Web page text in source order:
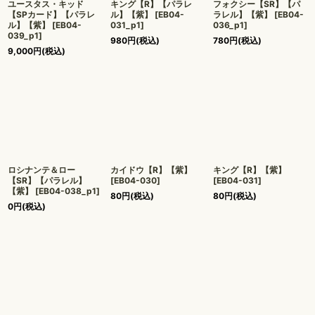
ユースタス・キッド
【SPカード】【パラレ
ル】【紫】
[EB04-
039_p1]
9,000円(税込)
キング【R】【パラレ
ル】【紫】
[EB04-
031_p1]
980円(税込)
フォクシー【SR】【パ
ラレル】【紫】
[EB04-
036_p1]
780円(税込)
ロシナンテ＆ロー
【SR】【パラレル】
【紫】
[EB04-038_p1]
0円(税込)
カイドウ【R】【紫】
[EB04-030]
80円(税込)
キング【R】【紫】
[EB04-031]
80円(税込)